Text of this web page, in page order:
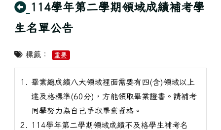
回上頁
114學年第二學期領域成績補考學
生名單公告
標籤： 重要
畢業總成績八大領域裡面需要有四(含)領域以上
達及格標準(60分)，方能領取畢業證書。請補考
同學努力為自己爭取畢業資格。
114學年第二學期領域成績不及格學生補考名